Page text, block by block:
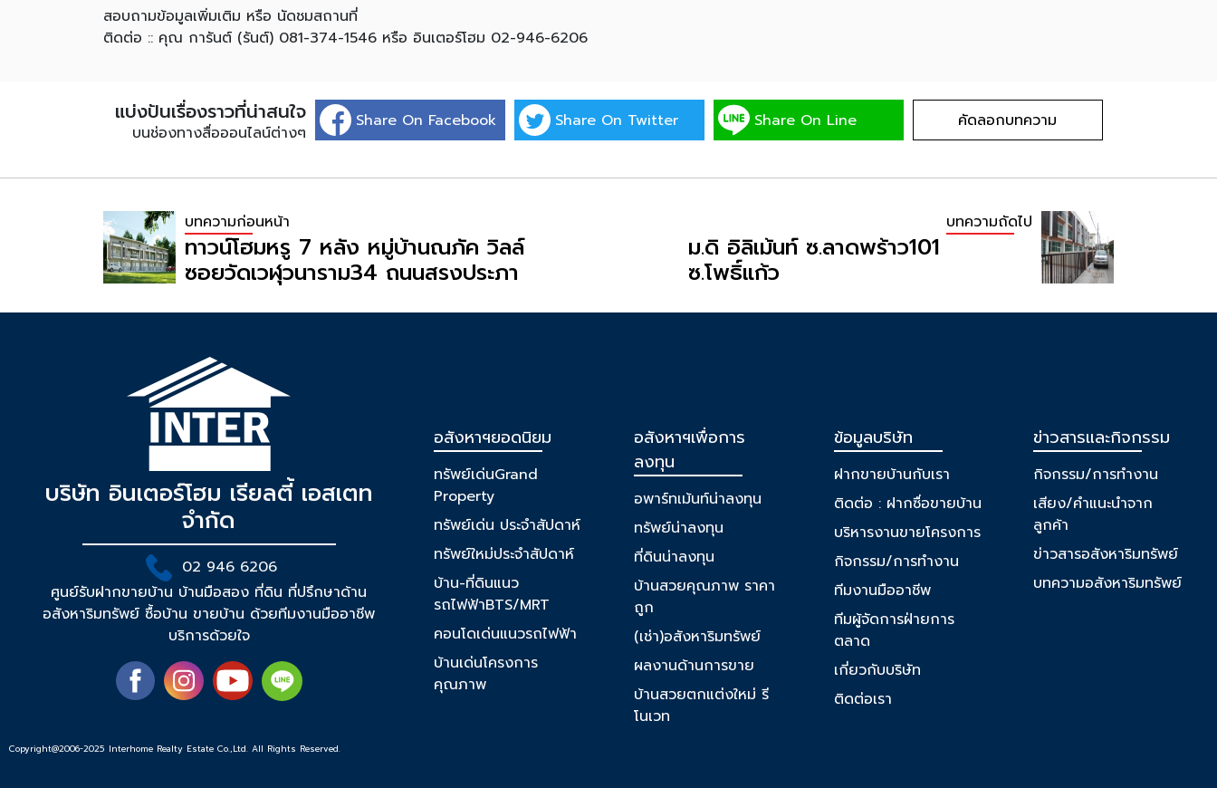
สอบถามข้อมูลเพิ่มเติม หรือ นัดชมสถานที่
ติดต่อ :: คุณ การันต์ (รันต์) 081-374-1546 หรือ อินเตอร์โฮม 02-946-6206
แบ่งปันเรื่องราวที่น่าสนใจ
บนช่องทางสื่อออนไลน์ต่างๆ
Share On Facebook Share On Twitter Share On Line คัดลอกบทความ
บทความก่อนหน้า
ทาวน์โฮมหรู 7 หลัง หมู่บ้านณภัค วิลล์
ซอยวัดเวฬุวนาราม34 ถนนสรงประภา
บทความถัดไป
ม.ดิ อิลิเม้นท์ ซ.ลาดพร้าว101
ซ.โพธิ์แก้ว
บริษัท อินเตอร์โฮม เรียลตี้ เอสเตท
จำกัด
02 946 6206
ศูนย์รับฝากขายบ้าน บ้านมือสอง ที่ดิน ที่ปรึกษาด้าน
อสังหาริมทรัพย์ ซื้อบ้าน ขายบ้าน ด้วยทีมงานมืออาชีพ
บริการด้วยใจ
อสังหาฯยอดนิยม
ทรัพย์เด่นGrand
Property
ทรัพย์เด่น ประจำสัปดาห์
ทรัพย์ใหม่ประจำสัปดาห์
บ้าน-ที่ดินแนว
รถไฟฟ้าBTS/MRT
คอนโดเด่นแนวรถไฟฟ้า
บ้านเด่นโครงการ
คุณภาพ
อสังหาฯเพื่อการ
ลงทุน
อพาร์ทเม้นท์น่าลงทุน
ทรัพย์น่าลงทุน
ที่ดินน่าลงทุน
บ้านสวยคุณภาพ ราคา
ถูก
(เช่า)อสังหาริมทรัพย์
ผลงานด้านการขาย
บ้านสวยตกแต่งใหม่ รี
โนเวท
ข้อมูลบริษัท
ฝากขายบ้านกับเรา
ติดต่อ : ฝากซื่อขายบ้าน
บริหารงานขายโครงการ
กิจกรรม/การทำงาน
ทีมงานมืออาชีพ
ทีมผู้จัดการฝ่ายการ
ตลาด
เกี่ยวกับบริษัท
ติดต่อเรา
ข่าวสารและกิจกรรม
กิจกรรม/การทำงาน
เสียง/คำแนะนำจาก
ลูกค้า
ข่าวสารอสังหาริมทรัพย์
บทความอสังหาริมทรัพย์
Copyright@2006-2025 Interhome Realty Estate Co.,Ltd. All Rights Reserved.